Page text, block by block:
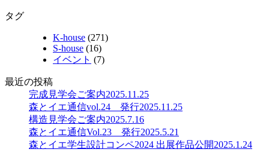
タグ
K-house (271)
S-house (16)
イベント (7)
最近の投稿
完成見学会ご案内2025.11.25
森とイエ通信vol.24 発行2025.11.25
構造見学会ご案内2025.7.16
森とイエ通信Vol.23 発行2025.5.21
森とイエ学生設計コンペ2024 出展作品公開2025.1.24